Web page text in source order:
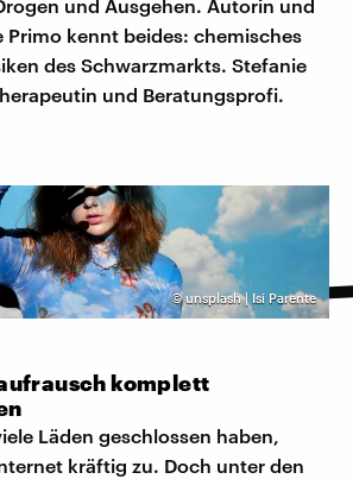
und Ausgehen. Autorin und
Primo kennt beides: chemisches
des Schwarzmarkts. Stefanie
und Beratungsprofi.
©unsplash | Isi Parente
komplett
Läden geschlossen haben,
kräftig zu. Doch unter den